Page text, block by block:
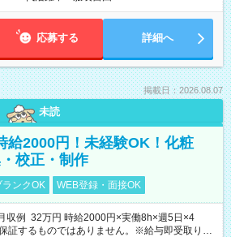
応募する 詳細へ
掲載日：2026.08.07
未読
給2000円！未経験OK！化粧
校正・制作
ランクOK WEB登録・面接OK
例 32万円 時給2000円×実働8h×週5日×4
証するものではありません。※給与即受取りサ